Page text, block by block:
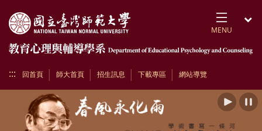
MENU
::: 回首頁 師大首頁 招生訊息 下載專區 網站導覽
播放